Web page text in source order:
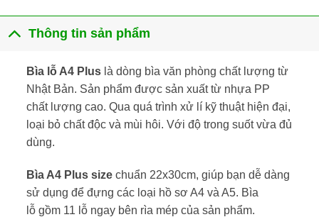
Thông tin sản phẩm
Bìa lỗ A4 Pluslà dòng bìa văn phòng chất lượng từ
Nhật Bản. Sản phẩm được sản xuất từ nhựa PP
chất lượng cao. Qua quá trình xử lí kỹ thuật hiện đại,
loại bỏ chất độc và mùi hôi. Với độ trong suốt vừa đủ
dùng.
Bìa A4 Plus sizechuẩn 22x30cm, giúp bạn dễ dàng
sử dụng để đựng các loại hồ sơ A4 và A5. Bìa
lỗ gồm 11 lỗ ngay bên rìa mép của sản phẩm.